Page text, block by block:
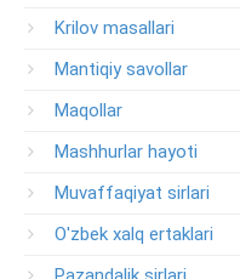
Krilov masallari
Mantiqiy savollar
Maqollar
Mashhurlar hayoti
Muvaffaqiyat sirlari
O'zbek xalq ertaklari